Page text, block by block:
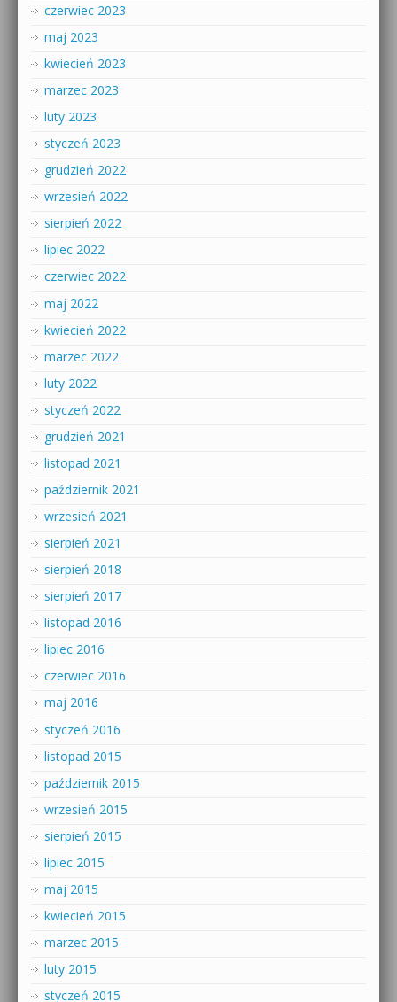
czerwiec 2023
maj 2023
kwiecień 2023
marzec 2023
luty 2023
styczeń 2023
grudzień 2022
wrzesień 2022
sierpień 2022
lipiec 2022
czerwiec 2022
maj 2022
kwiecień 2022
marzec 2022
luty 2022
styczeń 2022
grudzień 2021
listopad 2021
październik 2021
wrzesień 2021
sierpień 2021
sierpień 2018
sierpień 2017
listopad 2016
lipiec 2016
czerwiec 2016
maj 2016
styczeń 2016
listopad 2015
październik 2015
wrzesień 2015
sierpień 2015
lipiec 2015
maj 2015
kwiecień 2015
marzec 2015
luty 2015
styczeń 2015